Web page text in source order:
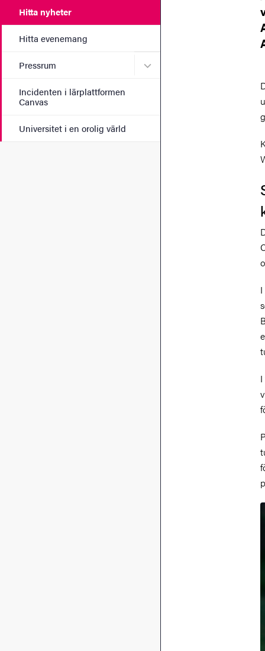
Hitta nyheter
Hitta evenemang
Pressrum Undermeny för Pressrum
Incidenten i lärplattformen
Canvas
Universitet i en orolig värld